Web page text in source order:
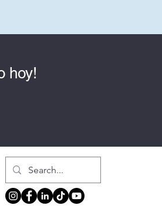
hoy!